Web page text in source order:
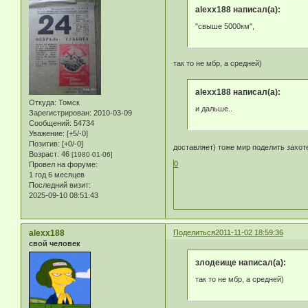
Откуда: Томск
Зарегистрирован: 2010-03-09
Сообщений: 54734
Уважение: [+5/-0]
Позитив: [+0/-0]
Возраст: 46 [1980-01-06]
Провел на форуме:
1 год 6 месяцев
Последний визит:
2025-09-10 08:51:43
alexx188 написал(а):
"свыше 5000км",
так то не мбр, а средней)
alexx188 написал(а):
и дальше..
доставляет) тоже мир поделить
0
Поделиться2011-11-02 18:59:36
alexx188
свой человек
злодеище написал(а):
так то не мбр, а средней)